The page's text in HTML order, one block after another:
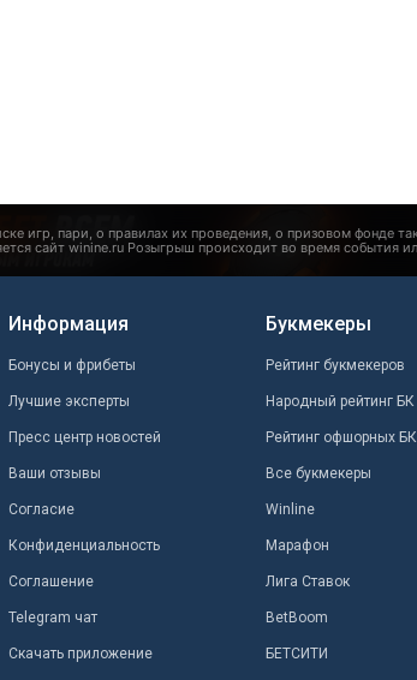
Информация
Бонусы и фрибеты
Лучшие эксперты
Пресс центр новостей
Ваши отзывы
Согласие
Конфиденциальность
Соглашение
Telegram чат
Скачать приложение
Букмекеры
Рейтинг букмекеров
Народный рейтинг БК
Рейтинг офшорных БК
Все букмекеры
Winline
Марафон
Лига Ставок
BetBoom
БЕТСИТИ